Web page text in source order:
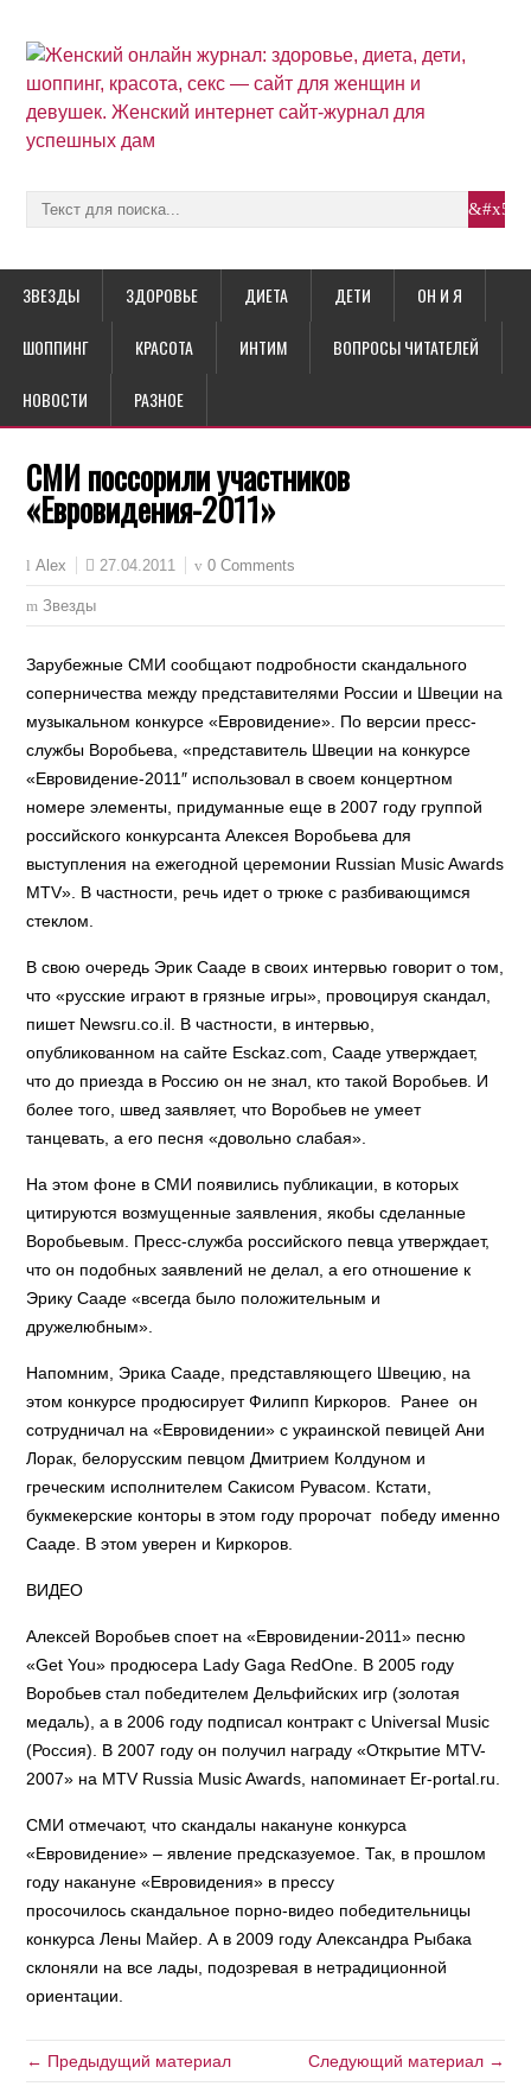
ЗВЕЗДЫ ЗДОРОВЬЕ ДИЕТА ДЕТИ ОН И Я
ШОППИНГ КРАСОТА ИНТИМ ВОПРОСЫ ЧИТАТЕЛЕЙ
НОВОСТИ РАЗНОЕ
СМИ поссорили участников
«Евровидения-2011»
Alex 27.04.2011 0 Comments
Звезды
Зарубежные СМИ сообщают подробности скандального
соперничества между представителями России и Швеции на
музыкальном конкурсе «Евровидение». По версии пресс-
службы Воробьева, «представитель Швеции на конкурсе
«Евровидение-2011″ использовал в своем концертном
номере элементы, придуманные еще в 2007 году группой
российского конкурсанта Алексея Воробьева для
выступления на ежегодной церемонии Russian Music Awards
MTV». В частности, речь идет о трюке с разбивающимся
стеклом.
В свою очередь Эрик Сааде в своих интервью говорит о том,
что «русские играют в грязные игры», провоцируя скандал,
пишет Newsru.co.il. В частности, в интервью,
опубликованном на сайте Esckaz.com, Сааде утверждает,
что до приезда в Россию он не знал, кто такой Воробьев. И
более того, швед заявляет, что Воробьев не умеет
танцевать, а его песня «довольно слабая».
На этом фоне в СМИ появились публикации, в которых
цитируются возмущенные заявления, якобы сделанные
Воробьевым. Пресс-служба российского певца утверждает,
что он подобных заявлений не делал, а его отношение к
Эрику Сааде «всегда было положительным и
дружелюбным».
Напомним, Эрика Сааде, представляющего Швецию, на
этом конкурсе продюсирует Филипп Киркоров. Ранее он
сотрудничал на «Евровидении» с украинской певицей Ани
Лорак, белорусским певцом Дмитрием Колдуном и
греческим исполнителем Сакисом Рувасом. Кстати,
букмекерские конторы в этом году пророчат победу именно
Сааде. В этом уверен и Киркоров.
ВИДЕО
Алексей Воробьев споет на «Евровидении-2011» песню
«Get You» продюсера Lady Gaga RedOne. В 2005 году
Воробьев стал победителем Дельфийских игр (золотая
медаль), а в 2006 году подписал контракт с Universal Music
(Россия). В 2007 году он получил награду «Открытие MTV-
2007» на MTV Russia Music Awards, напоминает Er-portal.ru.
СМИ отмечают, что скандалы накануне конкурса
«Евровидение» – явление предсказуемое. Так, в прошлом
году накануне «Евровидения» в прессу
просочилось скандальное порно-видео победительницы
конкурса Лены Майер. А в 2009 году Александра Рыбака
склоняли на все лады, подозревая в нетрадиционной
ориентации.
← Предыдущий материал Следующий материал →